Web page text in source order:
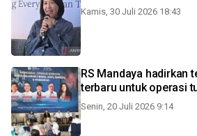
Kamis, 30 Juli 2026 18:43
RS Mandaya hadirkan
terbaru untuk operasi
Senin, 20 Juli 2026 9:14